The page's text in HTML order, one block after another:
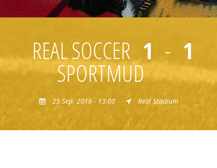
REAL SOCCER 1 - 1
SPORTMUD
25 Sep. 2016 - 13:00 Real Stadium